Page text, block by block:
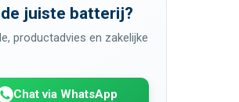
juiste batterij?
productadvies en zakelijke
Chat via WhatsApp